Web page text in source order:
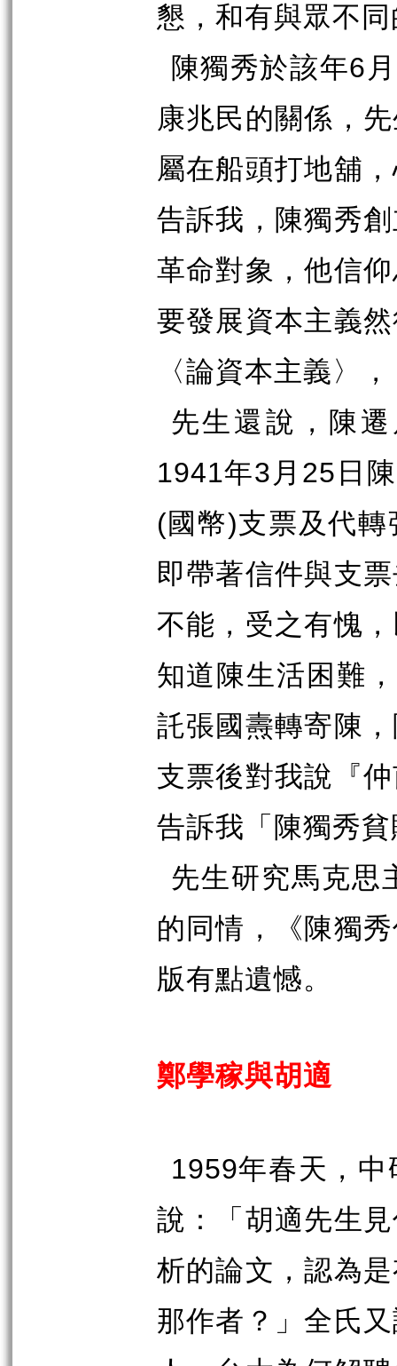
懇，和有與眾不
陳獨秀於該年6
康兆民的關係，
屬在船頭打地舖
告訴我，陳獨秀
革命對象，他信
要發展資本主義
〈論資本主義〉
先生還說，陳
1941年3 月 25 日
(國幣)支票及代
即帶著信件與支
不能，受之有愧
知道陳生活困難
託張國燾轉寄陳
支票後對我說『
告訴我「陳獨秀
先生研究馬克思
的同情，《陳獨
版有點遺憾。
鄭學稼與胡適
1959年春天，中
說：「胡適先生
析的論文，認為
那作者？」全氏